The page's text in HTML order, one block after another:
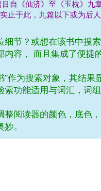
自《仙济》至《玉枕》九
止于此，九篇以下或为后
细节？或想在该书中搜
内容， 而且集成了便捷
”作为搜索对象，其结
功能适用与词汇，词组
整阅读器的颜色，底色
。